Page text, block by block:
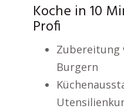
Koche in 10
Profi
Zubereitung
Burgern